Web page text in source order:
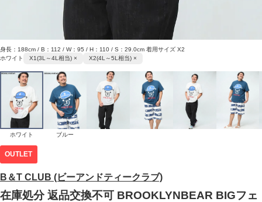
OUTLET
B＆T CLUB (ビーアンドティークラブ)
在庫処分 返品交換不可 BROOKLYNBEAR BIGフェ
身長：188cm / B：112 / W：95 / H：110 / S：29.0cm 着用サイズ X2
ホワイト
X1(3L～4L相当) × X2(4L～5L相当) ×
ホワイト ブルー